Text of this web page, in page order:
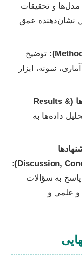
مدل‌ها و تحقیقات
نشان‌دهنده عمق
توضیح
نمونه، ابزار
فصل چهارم: تجزیه و تحلیل یافته‌ها (Results &
داده‌ها به
پاسخ به سؤالات
و علمی و